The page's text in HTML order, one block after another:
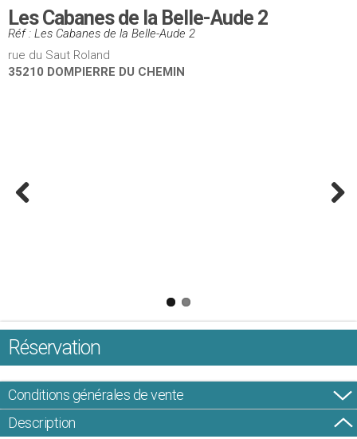
Les Cabanes de la Belle-Aude 2
Réf : Les Cabanes de la Belle-Aude 2
rue du Saut Roland
35210 DOMPIERRE DU CHEMIN
Réservation
Conditions générales de vente
Description